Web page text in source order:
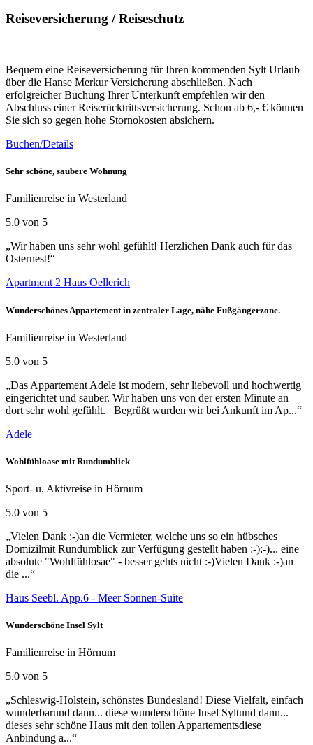
Reiseversicherung / Reiseschutz
Bequem eine Reiseversicherung für Ihren kommenden Sylt Urlaub
über die Hanse Merkur Versicherung abschließen. Nach
erfolgreicher Buchung Ihrer Unterkunft empfehlen wir den
Abschluss einer Reiserücktrittsversicherung. Schon ab 6,- € können
Sie sich so gegen hohe Stornokosten absichern.
Buchen/Details
Sehr schöne, saubere Wohnung
Familienreise in Westerland
5.0 von 5
„Wir haben uns sehr wohl gefühlt! Herzlichen Dank auch für das
Osternest!“
Apartment 2 Haus Oellerich
Wunderschönes Appartement in zentraler Lage, nähe Fußgängerzone.
Familienreise in Westerland
5.0 von 5
„Das Appartement Adele ist modern, sehr liebevoll und hochwertig
eingerichtet und sauber. Wir haben uns von der ersten Minute an
dort sehr wohl gefühlt. Begrüßt wurden wir bei Ankunft im Ap...“
Adele
Wohlfühloase mit Rundumblick
Sport- u. Aktivreise in Hörnum
5.0 von 5
„Vielen Dank :-)an die Vermieter, welche uns so ein hübsches
Domizilmit Rundumblick zur Verfügung gestellt haben :-):-)... eine
absolute "Wohlfühlosae" - besser gehts nicht :-)Vielen Dank :-)an
die ...“
Haus Seebl. App.6 - Meer Sonnen-Suite
Wunderschöne Insel Sylt
Familienreise in Hörnum
5.0 von 5
„Schleswig-Holstein, schönstes Bundesland! Diese Vielfalt, einfach
wunderbarund dann... diese wunderschöne Insel Syltund dann...
dieses sehr schöne Haus mit den tollen Appartementsdiese
Anbindung a...“